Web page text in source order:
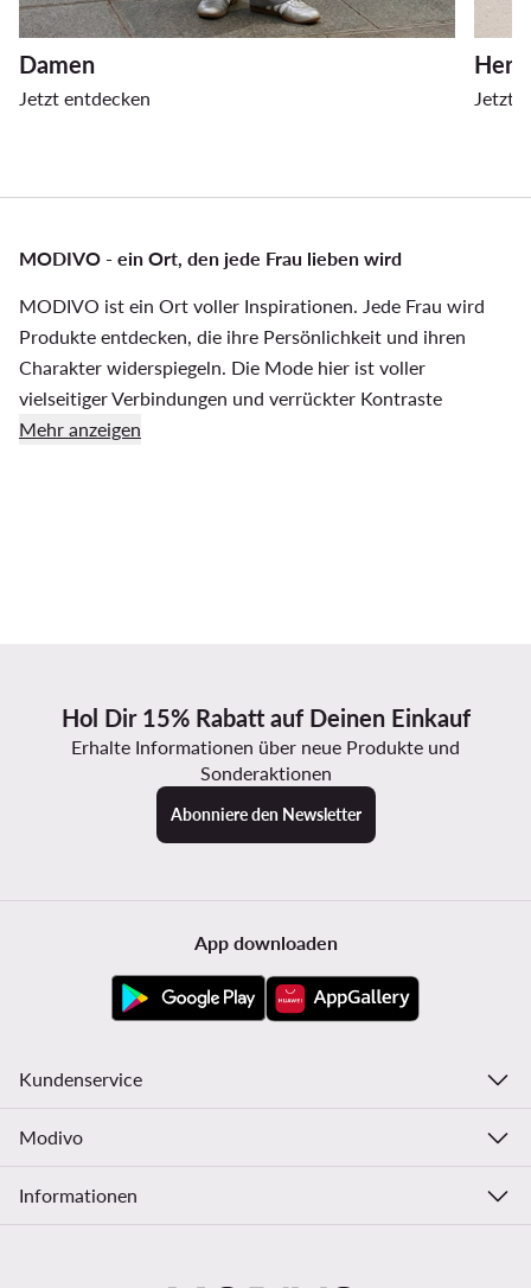
Damen
Jetzt entdecken Jetzt
MODIVO - ein Ort, den jede Frau lieben wird
MODIVO ist ein Ort voller Inspirationen. Jede Frau wird
Produkte entdecken, die ihre Persönlichkeit und ihren
Charakter widerspiegeln. Die Mode hier ist voller
vielseitiger Verbindungen und verrückter Kontraste
Mehr anzeigen
Hol Dir 15% Rabatt auf Deinen Einkauf
Erhalte Informationen über neue Produkte und
Sonderaktionen
Abonniere den Newsletter
App downloaden
Kundenservice
Modivo
Informationen